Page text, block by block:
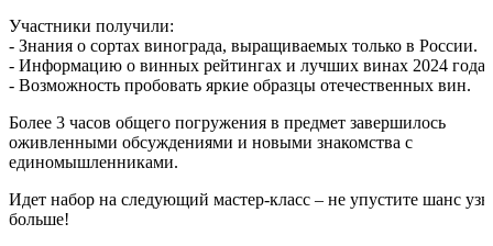
Участники получили:
- Знания о сортах винограда, выращиваемых только в России.
- Информацию о винных рейтингах и лучших винах 2024 года.
- Возможность пробовать яркие образцы отечественных вин.
Более 3 часов общего погружения в предмет завершилось
оживленными обсуждениями и новыми знакомства с
единомышленниками.
Идет набор на следующий мастер-класс – не упустите шанс
больше!